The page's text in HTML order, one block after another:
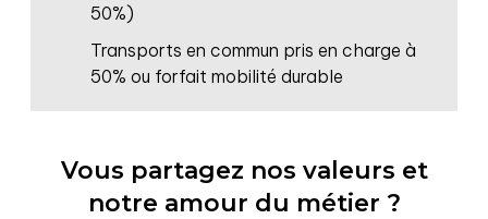
50%)
Transports en commun pris en charge à
50% ou forfait mobilité durable
Vous partagez nos valeurs et
notre amour du métier ?